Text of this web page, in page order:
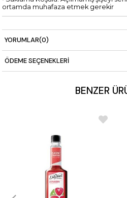
ortamda muhafaza etmek gerekir
YORUMLAR(0)
ÖDEME SEÇENEKLERI
BENZER